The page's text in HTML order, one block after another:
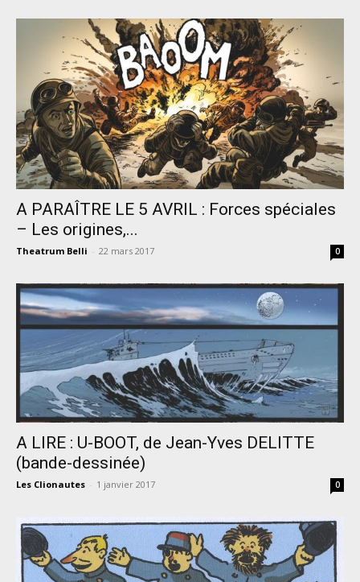
A PARAÎTRE LE 5 AVRIL : Forces spéciales
– Les origines,...
Theatrum Belli - 22 mars 2017 0
A LIRE : U-BOOT, de Jean-Yves DELITTE
(bande-dessinée)
Les Clionautes - 1 janvier 2017 0